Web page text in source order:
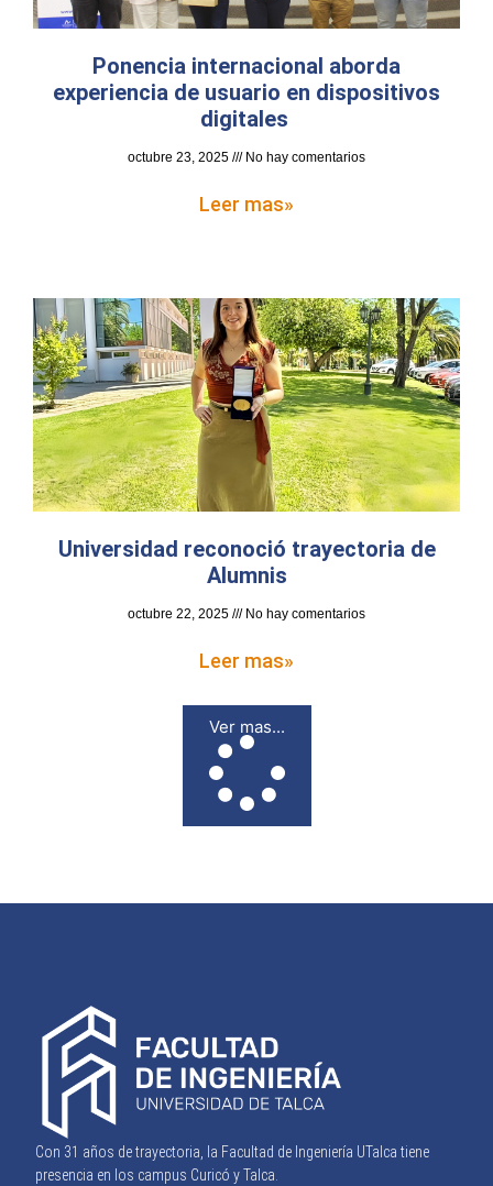
Ponencia internacional aborda
experiencia de usuario en dispositivos
digitales
octubre 23, 2025 No hay comentarios
Leer mas»
Universidad reconoció trayectoria de
Alumnis
octubre 22, 2025 No hay comentarios
Leer mas»
Ver mas...
Con 31 años de trayectoria, la Facultad de Ingeniería UTalca tiene
presencia en los campus Curicó y Talca.